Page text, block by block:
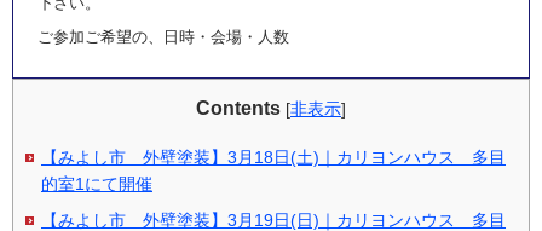
ご参加ご希望の、日時・会場・人数
Contents [非表示]
【みよし市 外壁塗装】3月18日(土)｜カリヨンハウス 多目
的室1にて開催
【みよし市 外壁塗装】3月19日(日)｜カリヨンハウス 多目